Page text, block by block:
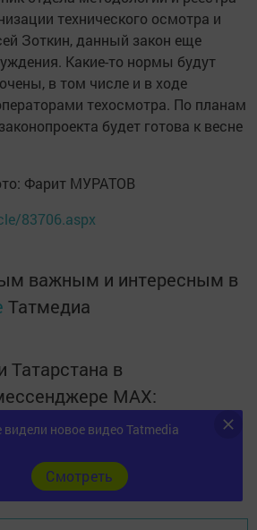
технического осмотра и
Зоткин, данный закон еще
Какие-то нормы будут
в том числе и в ходе
техосмотра. По планам
будет готова к весне
Фарит МУРАТОВ
83706.aspx
важным и интересным в
Татмедиа
Татарстана в
MАХ:
вТелеграм,Вконтакте
новое видео Tatmedia
Cмотреть